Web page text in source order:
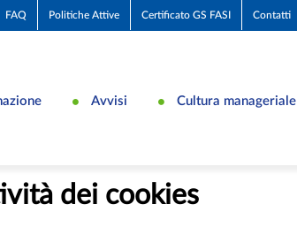
FAQ Politiche Attive Certificato GS FASI Contatti
Avvisi Cultura manageriale
dei cookies